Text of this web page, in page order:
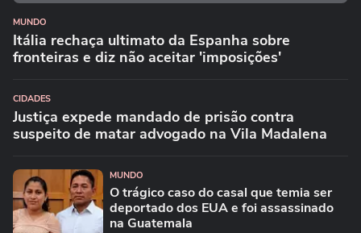
MUNDO
Itália rechaça ultimato da Espanha sobre
fronteiras e diz não aceitar 'imposições'
CIDADES
Justiça expede mandado de prisão contra
suspeito de matar advogado na Vila Madalena
MUNDO
O trágico caso do casal que temia ser
deportado dos EUA e foi assassinado
na Guatemala